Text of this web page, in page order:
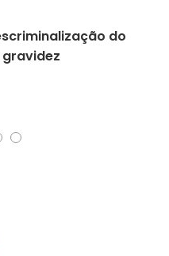
do
gravidez